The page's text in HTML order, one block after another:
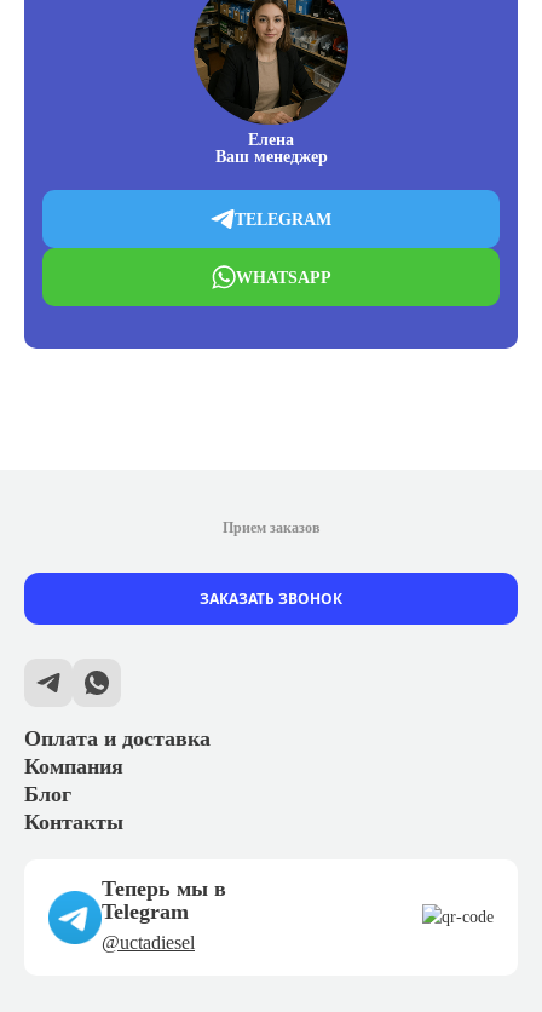
Елена
Ваш менеджер
TELEGRAM
WHATSAPP
Оплата и доставка
Компания
Блог
Контакты
Прием заказов
ЗАКАЗАТЬ ЗВОНОК
Теперь мы в
Telegram
@uctadiesel